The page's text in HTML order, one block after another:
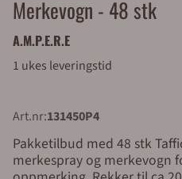
Merkevogn - 48 stk
A.M.P.E.R.E
1 ukes leveringstid
Art.nr:131450P4
Pakketilbud med 48 stk
merkespray og merkevogn